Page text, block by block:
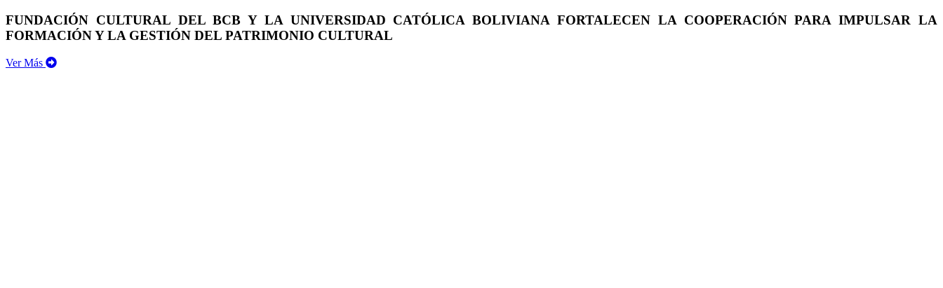
FUNDACIÓN CULTURAL DEL BCB Y LA UNIVERSIDAD CATÓLICA BOLIVIANA FORTALECEN LA COOPERACIÓN PARA IMPULSAR LA
FORMACIÓN Y LA GESTIÓN DEL PATRIMONIO CULTURAL
Ver Más